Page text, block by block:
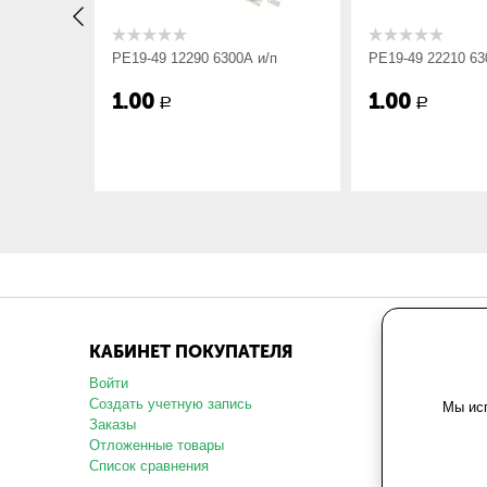
Габарит ШхВхГ, мм:
РЕ19-49 12290 6300А и/п
1.00 Р
РЕ19-49 22210
1.00 Р
КАБИНЕТ ПОКУПАТЕЛЯ
Войти
Создать учетную запись
Заказы
Отложенные товары
Список сравнения
Карта
Мы